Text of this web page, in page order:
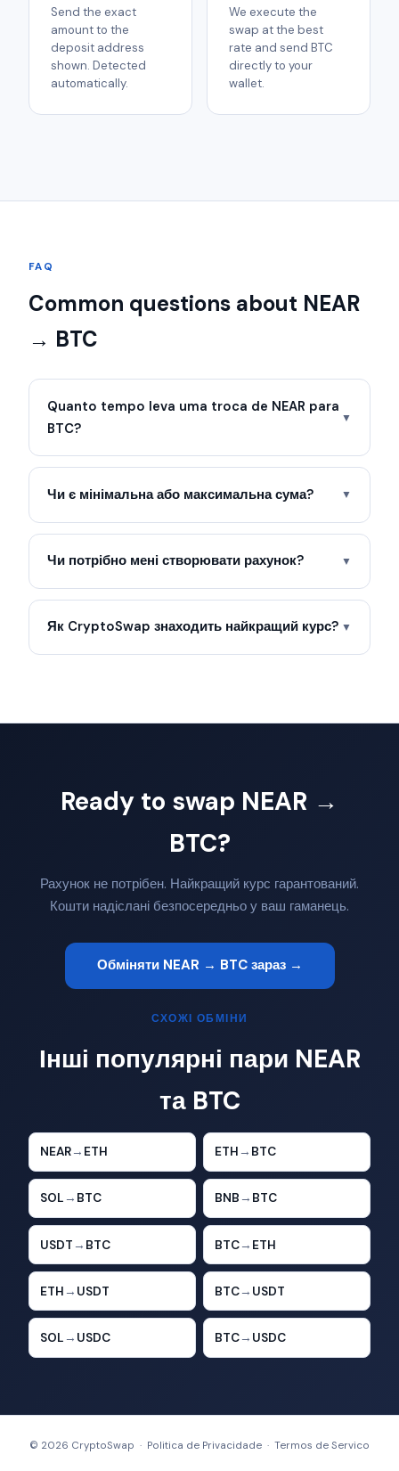
Send the exact
amount to the
deposit address
shown. Detected
automatically.
We execute the
swap at the best
rate and send BTC
directly to your
wallet.
FAQ
Common questions about NEAR
→ BTC
Quanto tempo leva uma troca de NEAR para
BTC?
▼
Чи є мінімальна або максимальна сума? ▼
Чи потрібно мені створювати рахунок? ▼
Як CryptoSwap знаходить найкращий курс? ▼
Ready to swap NEAR →
BTC?
Рахунок не потрібен. Найкращий курс гарантований.
Кошти надіслані безпосередньо у ваш гаманець.
Обміняти NEAR → BTC зараз →
СХОЖІ ОБМІНИ
Інші популярні пари NEAR
та BTC
NEAR→ ETH ETH → BTC
SOL → BTC BNB → BTC
USDT → BTC BTC→ ETH
ETH → USDT BTC→ USDT
SOL → USDC BTC→ USDC
© 2026 CryptoSwap · Politica de Privacidade · Termos de Servico